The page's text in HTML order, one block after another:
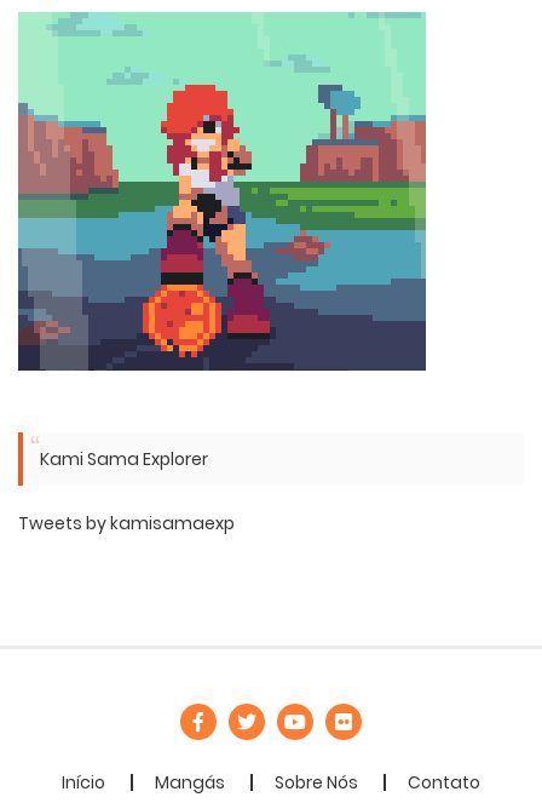
Kami Sama Explorer
Tweets by kamisamaexp
Início Mangás Sobre Nós Contato